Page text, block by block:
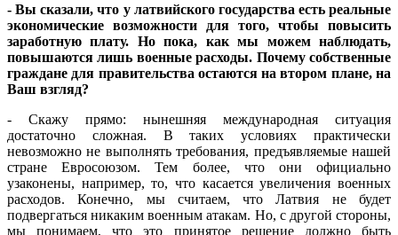
- Вы сказали, что у латвийского государства есть реальные
экономические возможности для того, чтобы повысить
заработную плату. Но пока, как мы можем наблюдать,
повышаются лишь военные расходы. Почему собственные
граждане для правительства остаются на втором плане, на
Ваш взгляд?
- Скажу прямо: нынешняя международная ситуация
достаточно сложная. В таких условиях практически
невозможно не выполнять требования, предъявляемые нашей
стране Евросоюзом. Тем более, что они официально
узаконены, например, то, что касается увеличения военных
расходов. Конечно, мы считаем, что Латвия не будет
подвергаться никаким военным атакам. Но, с другой стороны,
мы понимаем, что это принятое решение должно быть